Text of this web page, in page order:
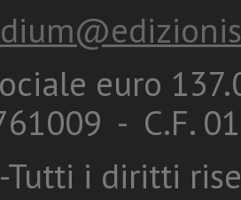
euro
- C.F.
Tutti i diritti